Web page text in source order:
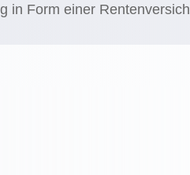
in Form einer